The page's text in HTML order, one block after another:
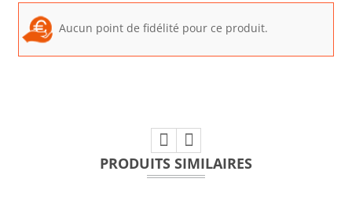
Aucun point de fidélité pour ce produit.
PRODUITS SIMILAIRES